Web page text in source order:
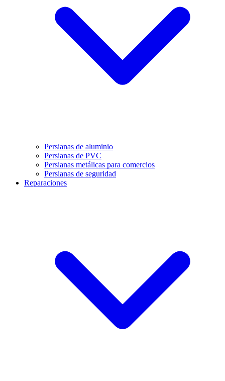
Persianas de aluminio
Persianas de PVC
Persianas metálicas para comercios
Persianas de seguridad
Reparaciones